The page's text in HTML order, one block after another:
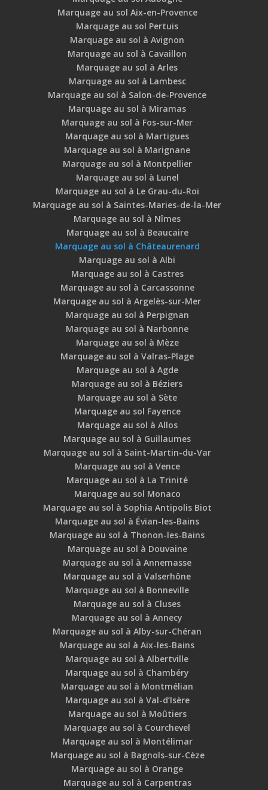
Marquage au sol Aix-en-Provence
Marquage au sol Pertuis
Marquage au sol à Avignon
Marquage au sol à Cavaillon
Marquage au sol à Arles
Marquage au sol à Lambesc
Marquage au sol à Salon-de-Provence
Marquage au sol à Miramas
Marquage au sol à Fos-sur-Mer
Marquage au sol à Martigues
Marquage au sol à Marignane
Marquage au sol à Montpellier
Marquage au sol à Lunel
Marquage au sol à Le Grau-du-Roi
Marquage au sol à Saintes-Maries-de-la-Mer
Marquage au sol à Nîmes
Marquage au sol à Beaucaire
Marquage au sol à Châteaurenard
Marquage au sol à Albi
Marquage au sol à Castres
Marquage au sol à Carcassonne
Marquage au sol à Argelès-sur-Mer
Marquage au sol à Perpignan
Marquage au sol à Narbonne
Marquage au sol à Mèze
Marquage au sol à Valras-Plage
Marquage au sol à Agde
Marquage au sol à Béziers
Marquage au sol à Sète
Marquage au sol Fayence
Marquage au sol à Allos
Marquage au sol à Guillaumes
Marquage au sol à Saint-Martin-du-Var
Marquage au sol à Vence
Marquage au sol à La Trinité
Marquage au sol Monaco
Marquage au sol à Sophia Antipolis Biot
Marquage au sol à Évian-les-Bains
Marquage au sol à Thonon-les-Bains
Marquage au sol à Douvaine
Marquage au sol à Annemasse
Marquage au sol à Valserhône
Marquage au sol à Bonneville
Marquage au sol à Cluses
Marquage au sol à Annecy
Marquage au sol à Alby-sur-Chéran
Marquage au sol à Aix-les-Bains
Marquage au sol à Albertville
Marquage au sol à Chambéry
Marquage au sol à Montmélian
Marquage au sol à Val-d’Isère
Marquage au sol à Moûtiers
Marquage au sol à Courchevel
Marquage au sol à Montélimar
Marquage au sol à Bagnols-sur-Cèze
Marquage au sol à Orange
Marquage au sol à Carpentras